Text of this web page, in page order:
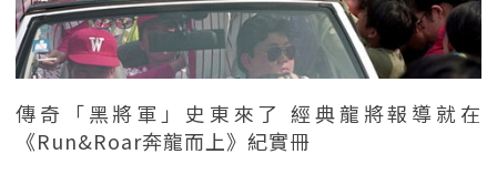
傳奇「黑將軍」史東來了 經典龍將報導就在
《Run&Roar奔龍而上》紀實冊